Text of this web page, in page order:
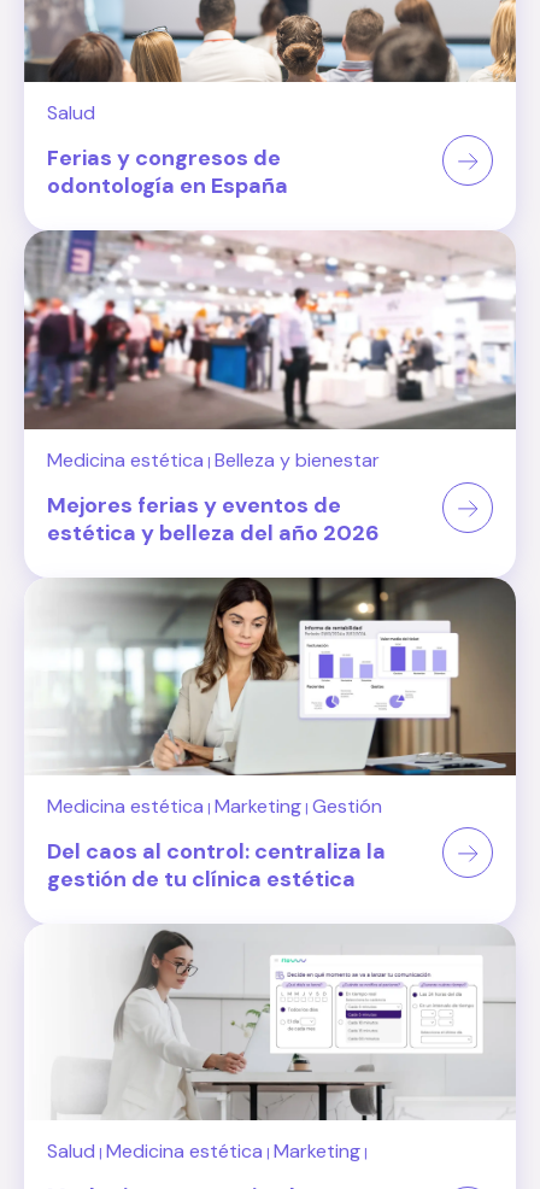
Salud
Ferias y congresos de
odontología en España
Medicina estética | Belleza y bienestar
Mejores ferias y eventos de
estética y belleza del año 2026
Medicina estética | Marketing | Gestión
Del caos al control: centraliza la
gestión de tu clínica estética
Salud | Medicina estética | Marketing |